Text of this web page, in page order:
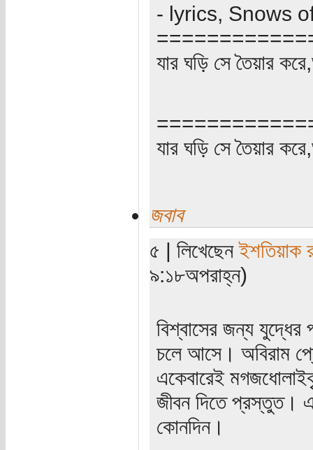
- lyrics, Snows
যার ঘড়ি সে তৈয়ার
যার ঘড়ি সে তৈয়ার
জবাব
৫ | লিখেছেনইশতিয়াক
৯:১৮অপরাহ্ন)
বিশ্বাসের জন্য যুদ্ধের
চলে আসে। অবিরাম
একেবারেই
জীবন দিতে প্রস্তুত।
কোনদিন।